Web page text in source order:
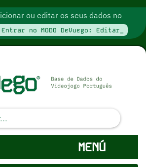
ou editar os seus dados no
Entrar no MODO DeVuego: Editar_
MENÚ